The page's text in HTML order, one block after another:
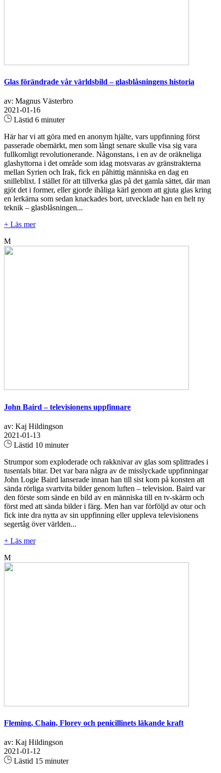
Glas förändrade vår världsbild – glasblåsningens historia
av: Magnus Västerbro
2021-01-16
Lästid 6 minuter
Här har vi att göra med en anonym hjälte, vars uppfinning först
passerade obemärkt, men som långt senare skulle visa sig vara
fullkomligt revolutionerande. Någonstans, i en av de oräkneliga
glashyttorna i det område som idag motsvaras av gränstrakterna
mellan Syrien och Irak, fick en påhittig människa en dag en
snilleblixt. I stället för att tillverka glas på det gamla sättet, där man
gjöt det i former, eller gjorde ihåliga kärl genom att gjuta glas kring
en lerkärna som sedan knackades bort, utvecklade han en helt ny
teknik – glasblåsningen...
+ Läs mer
M
John Baird – televisionens uppfinnare
av: Kaj Hildingson
2021-01-13
Lästid 10 minuter
Strumpor som exploderade och rakknivar av glas som splittrades i
tusentals bitar. Det var bara några av de misslyckade uppfinningar
John Logie Baird lanserade innan han till sist kom på konsten att
sända rörliga svartvita bilder genom luften – television. Baird var
den förste som sände en bild av en människa till en tv-skärm och
först med att sända bilder i färg. Men han var förföljd av otur och
fick inte dra nytta av sin uppfinning eller uppleva televisionens
segertåg över världen...
+ Läs mer
M
Fleming, Chain, Florey och penicillinets läkande kraft
av: Kaj Hildingson
2021-01-12
Lästid 15 minuter